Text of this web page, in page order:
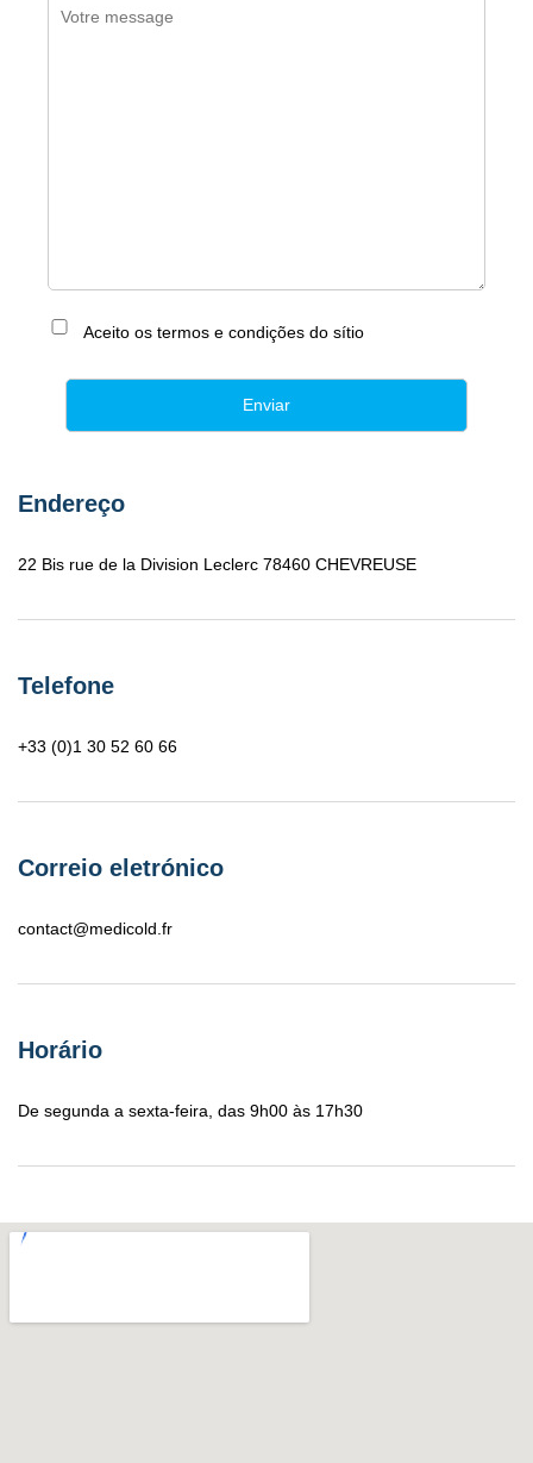
Aceito os termos e condições do sítio
Endereço
22 Bis rue de la Division Leclerc 78460 CHEVREUSE
Telefone
+33 (0)1 30 52 60 66
Correio eletrónico
contact@medicold.fr
Horário
De segunda a sexta-feira, das 9h00 às 17h30